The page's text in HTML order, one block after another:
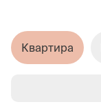
Квартира